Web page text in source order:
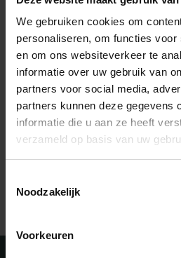
We gebruiken cookies om
personaliseren, om functies voor
en om ons websiteverkeer te
informatie over uw gebruik van
partners voor social media,
partners kunnen deze gegevens
informatie die u aan ze heeft
verzameld op basis van uw
Noodzakelijk
Voorkeuren
Abyss & Habidecor Must
Ct 60x60 501 Pink Lady
€133,00